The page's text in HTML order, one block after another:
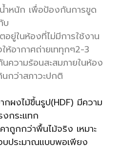
น้ำหนัก เพื่อป้องกันการขูด
บ
ยู่ในห้องที่ไม่มีการใช้งาน
ห้อากาศถ่ายเททุกๆ2-3
ความร้อนสะสมภายในห้อง
นกว่าสภาวะปกติ
กผงไม้ขึ้นรูป(HDF) มีความ
กระแทก
าถูกกว่าพื้นไม้จริง เหมาะ
บประมาณแบบพอเพียง